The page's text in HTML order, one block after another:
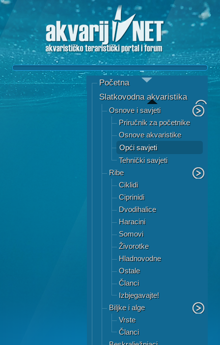
Početna
Slatkovodna akvaristika
Osnove i savjeti
Priručnik za početnike
Osnove akvaristike
Opći savjeti
Tehnički savjeti
Ribe
Ciklidi
Ciprinidi
Dvodihalice
Haracini
Somovi
Živorotke
Hladnovodne
Ostale
Članci
Izbjegavajte!
Biljke i alge
Vrste
Članci